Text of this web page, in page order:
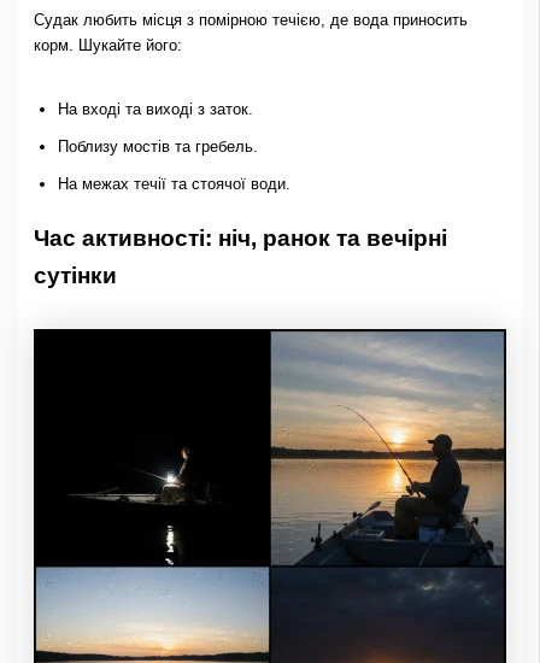
Судак любить місця з помірною течією, де вода приносить
корм. Шукайте його:
На вході та виході з заток.
Поблизу мостів та гребель.
На межах течії та стоячої води.
Час активності: ніч, ранок та вечірні
сутінки